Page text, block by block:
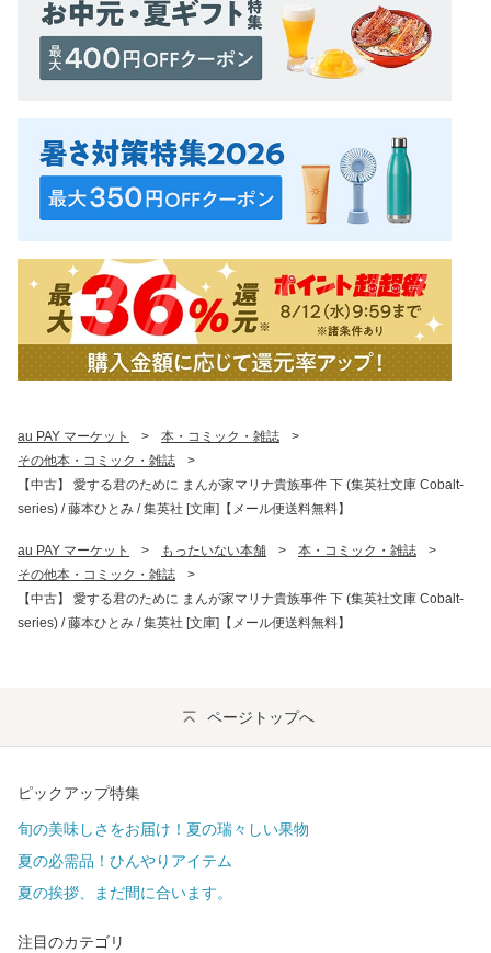
au PAY マーケット > 本・コミック・雑誌
>
その他本・コミック・雑誌
>
【中古】 愛する君のために まんが家マリナ貴族事件 下 (集英社文庫 Cobalt-
series) / 藤本ひとみ / 集英社 [文庫]【メール便送料無料】
au PAY マーケット > もったいない本舗 > 本・コミック・雑誌
>
その他本・コミック・雑誌
>
【中古】 愛する君のために まんが家マリナ貴族事件 下 (集英社文庫 Cobalt-
series) / 藤本ひとみ / 集英社 [文庫]【メール便送料無料】
ページトップへ
ピックアップ特集
旬の美味しさをお届け！夏の瑞々しい果物
夏の必需品！ひんやりアイテム
夏の挨拶、まだ間に合います。
注目のカテゴリ